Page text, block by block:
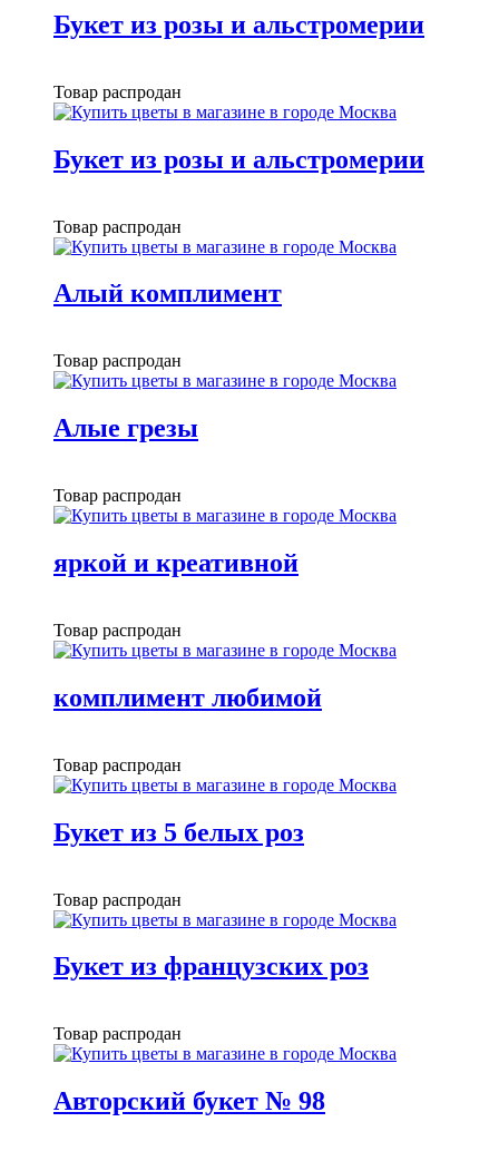
Букет из розы и альстромерии
Товар распродан
Букет из розы и альстромерии
Товар распродан
Алый комплимент
Товар распродан
Алые грезы
Товар распродан
яркой и креативной
Товар распродан
комплимент любимой
Товар распродан
Букет из 5 белых роз
Товар распродан
Букет из французских роз
Товар распродан
Авторский букет № 98